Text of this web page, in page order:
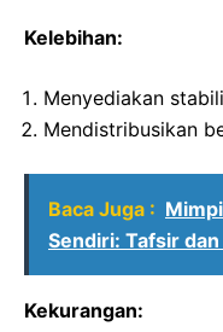
Kelebihan:
Menyediakan
Mendistribusikan
Baca Juga :
Sendiri: Tafsir
Kekurangan: